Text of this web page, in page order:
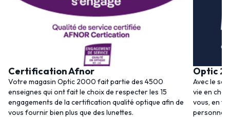
Certification Afnor
Votre magasin Optic 2000 fait partie des 4500
enseignes qui ont fait le choix de respecter les 15
engagements de la certification qualité optique afin de
vous fournir bien plus que des lunettes.
Optic
Avec le
vie en
vous, en